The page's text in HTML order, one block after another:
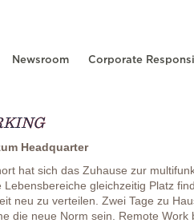
Newsroom Corporate
Headquarter
hat sich das Zuhause zur
gleichzeitig Platz
neu zu verteilen. Zwei Tage zu
die neue Norm sein. Remote Work